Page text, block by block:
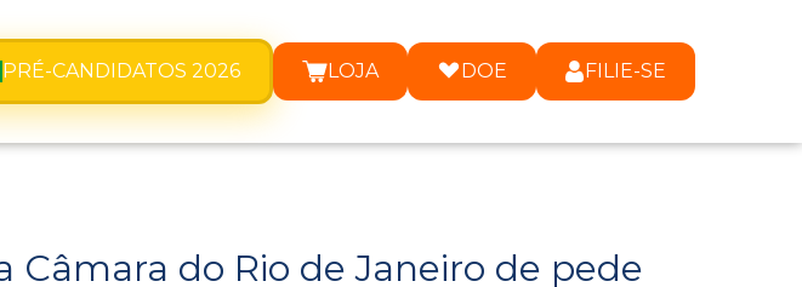
PRÉ-CANDIDATOS 2026 LOJA DOE FILIE-SE
do Rio de Janeiro de pede